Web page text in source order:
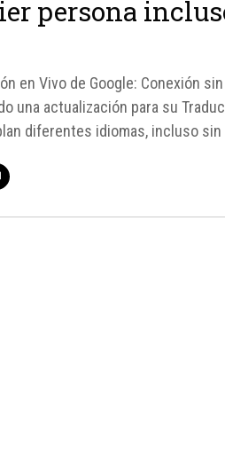
persona
en Vivo de Google: Conexión
una actualización para su
diferentes idiomas, incluso